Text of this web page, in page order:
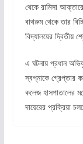
থেকে রামিসা
বাথরুম থেকে তার
বিদ্যালয়ের দ্বিতীয়
এ ঘটনায় প্রধান
স্বপ্নাকে গ্রেপ্তার
কলেজ হাসপাতালের
দায়েরের প্রক্রিয়া